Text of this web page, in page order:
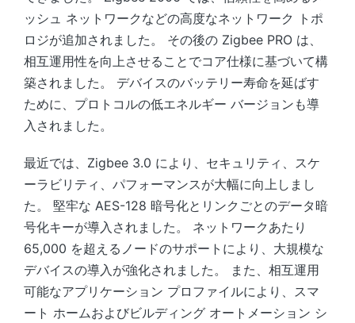
ッシュ ネットワークなどの高度なネットワーク トポ
ロジが追加されました。 その後の Zigbee PRO は、
相互運用性を向上させることでコア仕様に基づいて構
築されました。 デバイスのバッテリー寿命を延ばす
ために、プロトコルの低エネルギー バージョンも導
入されました。
最近では、Zigbee 3.0 により、セキュリティ、スケ
ーラビリティ、パフォーマンスが大幅に向上しまし
た。 堅牢な AES-128 暗号化とリンクごとのデータ暗
号化キーが導入されました。 ネットワークあたり
65,000 を超えるノードのサポートにより、大規模な
デバイスの導入が強化されました。 また、相互運用
可能なアプリケーション プロファイルにより、スマ
ート ホームおよびビルディング オートメーション シ